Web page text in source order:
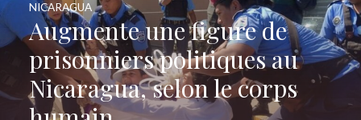
Augmente une figure de
prisonniers politiques au
Nicaragua, selon le corps
NICARAGUA